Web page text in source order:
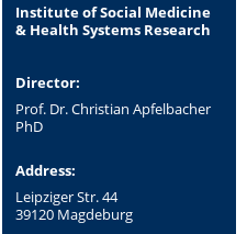
Institute of Social Medicine
& Health Systems Research
Director:
Prof. Dr. Christian Apfelbacher
PhD
Address:
Leipziger Str. 44
39120 Magdeburg